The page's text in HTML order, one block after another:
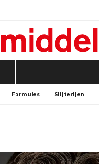
Formules Slijterijen